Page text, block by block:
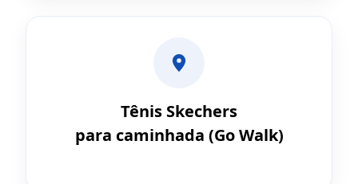
Tênis Skechers
para caminhada (Go Walk)